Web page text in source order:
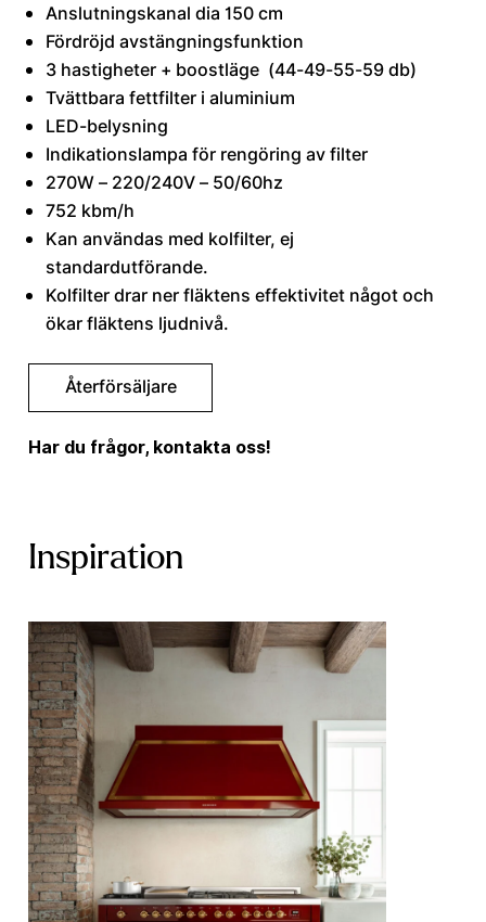
Anslutningskanal dia 150 cm
Fördröjd avstängningsfunktion
3 hastigheter + boostläge (44-49-55-59 db)
Tvättbara fettfilter i aluminium
LED-belysning
Indikationslampa för rengöring av filter
270W – 220/240V – 50/60hz
752 kbm/h
Kan användas med kolfilter, ej
standardutförande.
Kolfilter drar ner fläktens effektivitet något och
ökar fläktens ljudnivå.
Återförsäljare
Har du frågor, kontakta oss!
Inspiration